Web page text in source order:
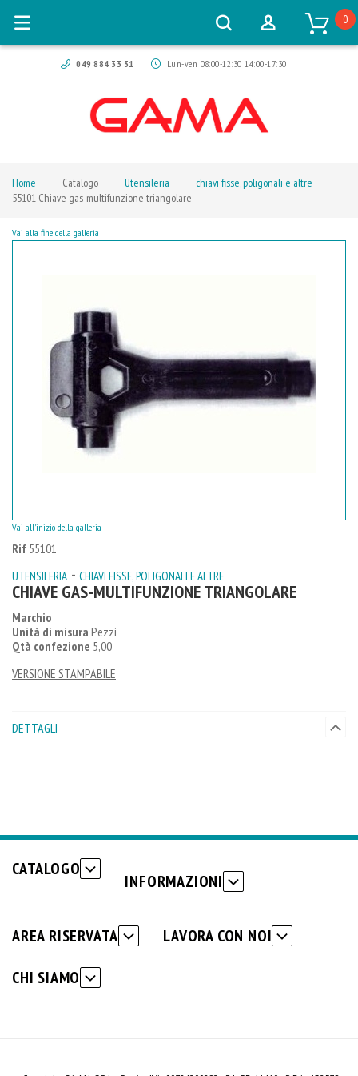
049 884 33 31 Lun-ven 08:00-12:30 14:00-17:30
0
Home Catalogo Utensileria
chiavi fisse, poligonali e altre
55101 Chiave gas-multifunzione triangolare
Rif 55101
UTENSILERIA - CHIAVI FISSE, POLIGONALI E ALTRE
CHIAVE GAS-MULTIFUNZIONE TRIANGOLARE
Marchio
Unità di misura Pezzi
Qtà confezione 5,00
VERSIONE STAMPABILE
Vai alla fine della galleria
Vai all'inizio della galleria
DETTAGLI
CHI SIAMO
CATALOGO
INFORMAZIONI
AREA RISERVATA LAVORA CON NOI